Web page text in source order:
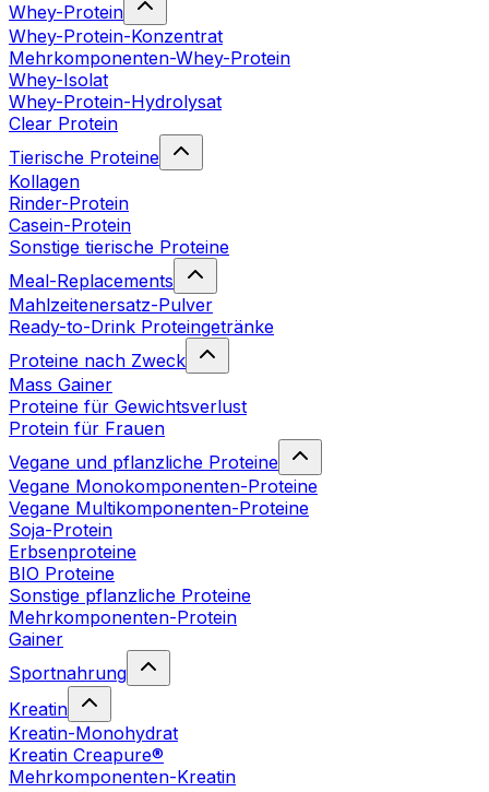
Whey-Protein
Whey-Protein-Konzentrat
Mehrkomponenten-Whey-Protein
Whey-Isolat
Whey-Protein-Hydrolysat
Clear Protein
Tierische Proteine
Kollagen
Rinder-Protein
Casein-Protein
Sonstige tierische Proteine
Meal-Replacements
Mahlzeitenersatz-Pulver
Ready-to-Drink Proteingetränke
Proteine nach Zweck
Mass Gainer
Proteine für Gewichtsverlust
Protein für Frauen
Vegane und pflanzliche Proteine
Vegane Monokomponenten-Proteine
Vegane Multikomponenten-Proteine
Soja-Protein
Erbsenproteine
BIO Proteine
Sonstige pflanzliche Proteine
Mehrkomponenten-Protein
Gainer
Sportnahrung
Kreatin
Kreatin-Monohydrat
Kreatin Creapure®
Mehrkomponenten-Kreatin